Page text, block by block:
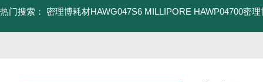
热门搜索： 密理博耗材HAWG047S6 MILLIPORE HAWP04700密